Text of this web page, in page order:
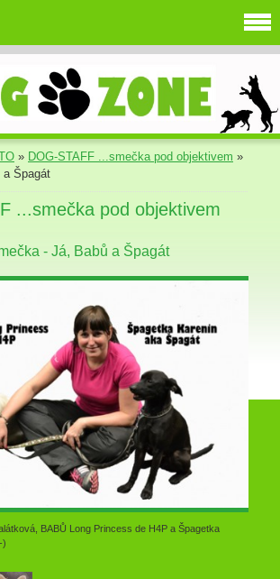
» DOG-STAFF ...smečka pod objektivem »
Špagát
...smečka pod objektivem
- Já, Babů a Špagát
BABŮ Long Princess de H4P a Špagetka
)